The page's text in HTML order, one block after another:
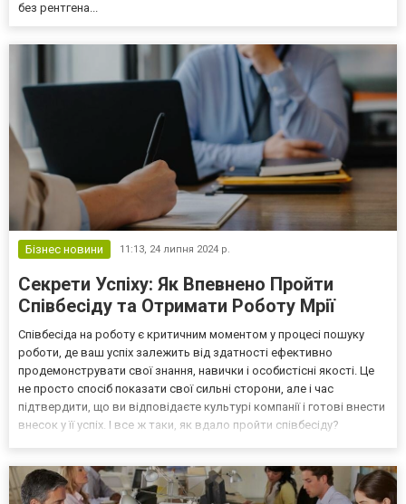
без рентгена...
Бізнес новини 11:13, 24 липня 2024 р.
Секрети Успіху: Як Впевнено Пройти
Співбесіду та Отримати Роботу Мрії
Співбесіда на роботу є критичним моментом у процесі пошуку
роботи, де ваш успіх залежить від здатності ефективно
продемонструвати свої знання, навички і особистісні якості. Це
не просто спосіб показати свої сильні сторони, але і час
підтвердити, що ви відповідаєте культурі компанії і готові внести
внесок у її успіх. І все ж таки, як вдало пройти співбесіду?